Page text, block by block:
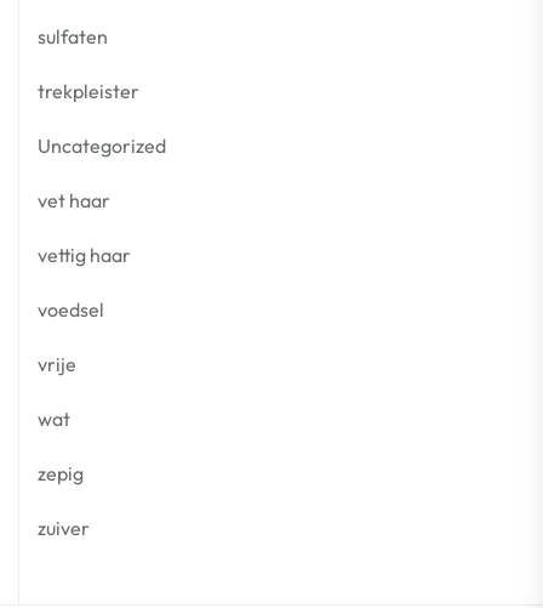
sulfaten
trekpleister
Uncategorized
vet haar
vettig haar
voedsel
vrije
wat
zepig
zuiver